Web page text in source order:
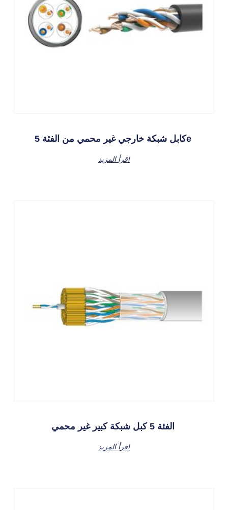
كابل شبكة خارجي غير محمي من الفئة 5e
اقرأ المزيد
اقرأ المزيد